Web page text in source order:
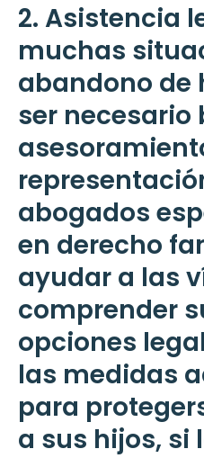
2. Asistencia
muchas
abandono de
ser necesario
abogados
en derecho
ayudar a las
comprender
opciones
las medidas
para
a sus hijos, si